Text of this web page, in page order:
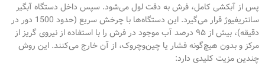
پس از آبکشی کامل، فرش به دقت لول می‌شود. سپس داخل دستگاه آبگیر
سانتریفیوژ قرار می‌گیرد. این دستگاه‌ها با چرخش سریع (حدود 1500 دور در
دقیقه)، بیش از ۹۵ درصد آب موجود در فرش را با استفاده از نیروی گریز از
مرکز و بدون هیچ‌گونه فشار یا چین‌وچروک، از آن خارج می‌کنند. این روش
چندین مزیت کلیدی دارد: